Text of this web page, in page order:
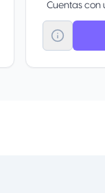
Cuentas con
día, los 365
tarjeta y
al teléfono